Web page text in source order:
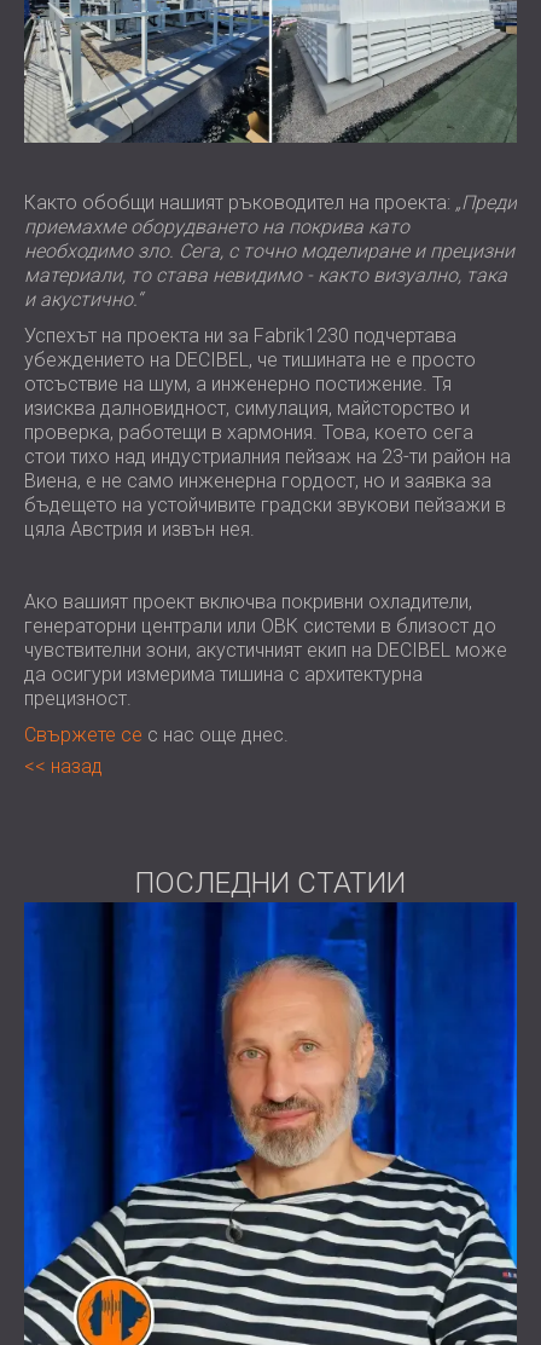
Както обобщи нашият ръководител на проекта: „Преди
приемахме оборудването на покрива като
необходимо зло. Сега, с точно моделиране и прецизни
материали, то става невидимо - както визуално, така
и акустично.“
Успехът на проекта ни за Fabrik1230 подчертава
убеждението на DECIBEL, че тишината не е просто
отсъствие на шум, а инженерно постижение. Тя
изисква далновидност, симулация, майсторство и
проверка, работещи в хармония. Това, което сега
стои тихо над индустриалния пейзаж на 23-ти район на
Виена, е не само инженерна гордост, но и заявка за
бъдещето на устойчивите градски звукови пейзажи в
цяла Австрия и извън нея.
Ако вашият проект включва покривни охладители,
генераторни централи или ОВК системи в близост до
чувствителни зони, акустичният екип на DECIBEL може
да осигури измерима тишина с архитектурна
прецизност.
Свържете се с нас още днес.
назад
ПОСЛЕДНИ СТАТИИ